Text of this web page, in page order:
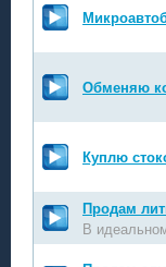
Обменяю
Куплю
Продам
В